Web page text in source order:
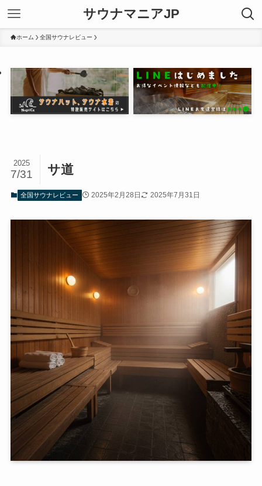
サウナマニアJP
ホーム 全国サウナレビュー
サ道
2025
7/31
全国サウナレビュー 2025年2月28日 2025年7月31日